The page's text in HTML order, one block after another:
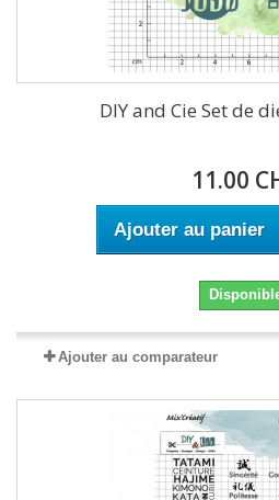
DIY and Cie Set de
11.00
Ajouter au panier
Ajouter au comparateur